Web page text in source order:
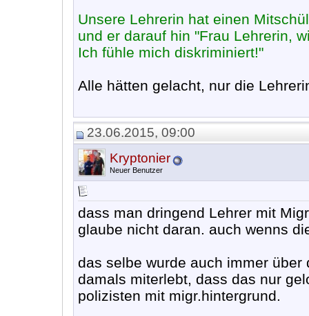
Unsere Lehrerin hat einen
und er darauf hin "Frau Lehrerin,
Ich fühle mich diskriminiert!"
Alle hätten gelacht, nur die
23.06.2015, 09:00
Kryptonier
Neuer Benutzer
dass man dringend Lehrer mit
glaube nicht daran. auch wenns
das selbe wurde auch immer
damals miterlebt, dass das nur
polizisten mit migr.hintergrund.